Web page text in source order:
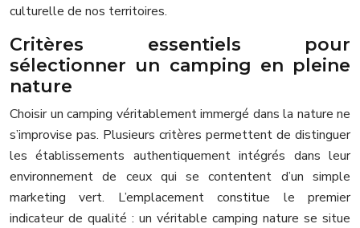
culturelle de nos territoires.
Critères essentiels pour
sélectionner un camping en pleine
nature
Choisir un camping véritablement immergé dans la nature ne
s’improvise pas. Plusieurs critères permettent de distinguer
les établissements authentiquement intégrés dans leur
environnement de ceux qui se contentent d’un simple
marketing vert. L’emplacement constitue le premier
indicateur de qualité : un véritable camping nature se situe